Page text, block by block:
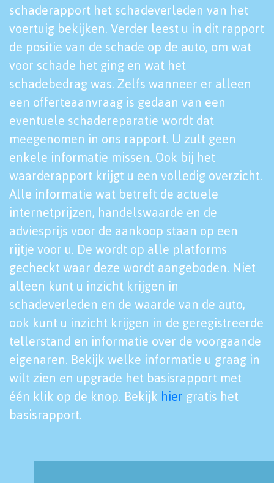
schaderapport het schadeverleden van het
voertuig bekijken. Verder leest u in dit rapport
de positie van de schade op de auto, om wat
voor schade het ging en wat het
schadebedrag was. Zelfs wanneer er alleen
een offerteaanvraag is gedaan van een
eventuele schadereparatie wordt dat
meegenomen in ons rapport. U zult geen
enkele informatie missen. Ook bij het
waarderapport krijgt u een volledig overzicht.
Alle informatie wat betreft de actuele
internetprijzen, handelswaarde en de
adviesprijs voor de aankoop staan op een
rijtje voor u. De wordt op alle platforms
gecheckt waar deze wordt aangeboden. Niet
alleen kunt u inzicht krijgen in
schadeverleden en de waarde van de auto,
ook kunt u inzicht krijgen in de geregistreerde
tellerstand en informatie over de voorgaande
eigenaren. Bekijk welke informatie u graag in
wilt zien en upgrade het basisrapport met
één klik op de knop. Bekijk hier gratis het
basisrapport.